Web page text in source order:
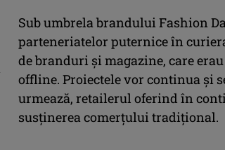
Sub umbrela brandului Fashion
parteneriatelor puternice în
de branduri și magazine, care
offline. Proiectele vor continua și
urmează, retailerul oferind în
susținerea comerțului tradițional.